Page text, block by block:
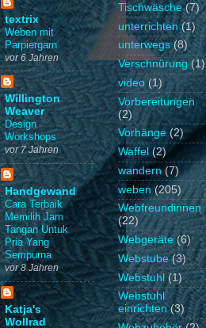
textrix
Weben mit
Parpiergarn
vor 6 Jahren
Willington
Weaver
Design
Workshops
vor 7 Jahren
Handgewand
Cara Terbaik
Memilih Jam
Tangan Untuk
Pria Yang
Sempurna
vor 8 Jahren
Katja's
Wollrad
Tischwäsche (7)
unterrichten (1)
unterwegs (8)
Verschnürung (1)
video (1)
Vorbereitungen
(2)
Vorhänge (2)
Waffel (2)
wandern (7)
weben (205)
Webfreundinnen
(22)
Webgeräte (6)
Webstube (3)
Webstuhl (1)
Webstuhl
einrichten (3)